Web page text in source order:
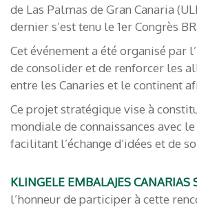
de Las Palmas de Gran Canaria
dernier s’est tenu le 1er Congrès
Cet événement a été organisé par
de consolider et de renforcer les
entre les Canaries et le continent
Ce projet stratégique vise à
mondiale de connaissances avec
facilitant l’échange d’idées et de
KLINGELE EMBALAJES CANARIAS
l’honneur de participer à cette